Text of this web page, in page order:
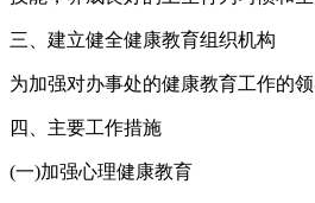
三、建立健全健康教育组织机构
为加强对办事处的健康教育工作的
四、主要工作措施
(一)加强心理健康教育